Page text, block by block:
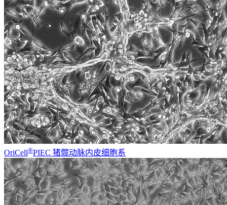
OriCell®PIEC 猪髋动脉内皮细胞系